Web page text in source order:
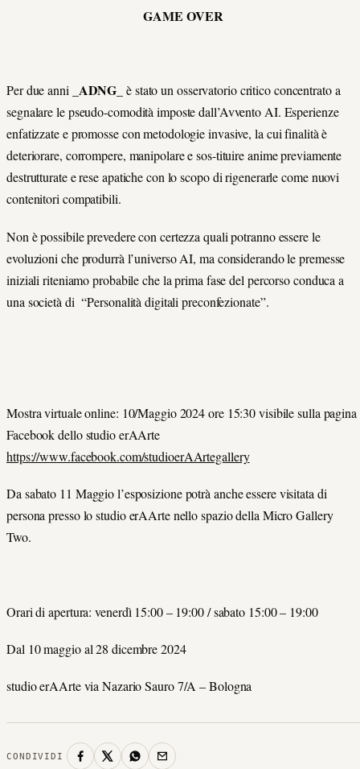
GAME OVER
Per due anni _ADNG_ è stato un osservatorio critico concentrato a
segnalare le pseudo-comodità imposte dall’Avvento AI. Esperienze
enfatizzate e promosse con metodologie invasive, la cui finalità è
deteriorare, corrompere, manipolare e sos-tituire anime previamente
destrutturate e rese apatiche con lo scopo di rigenerarle come nuovi
contenitori compatibili.
Non è possibile prevedere con certezza quali potranno essere le
evoluzioni che produrrà l’universo AI, ma considerando le premesse
iniziali riteniamo probabile che la prima fase del percorso conduca a
una società di “Personalità digitali preconfezionate”.
Mostra virtuale online: 10/Maggio 2024 ore 15:30 visibile sulla pagina
Facebook dello studio erAArte
https://www.facebook.com/studioerAArtegallery
Da sabato 11 Maggio l’esposizione potrà anche essere visitata di
persona presso lo studio erAArte nello spazio della Micro Gallery
Two.
Orari di apertura: venerdì 15:00 – 19:00 / sabato 15:00 – 19:00
Dal 10 maggio al 28 dicembre 2024
studio erAArte via Nazario Sauro 7/A – Bologna
CONDIVIDI